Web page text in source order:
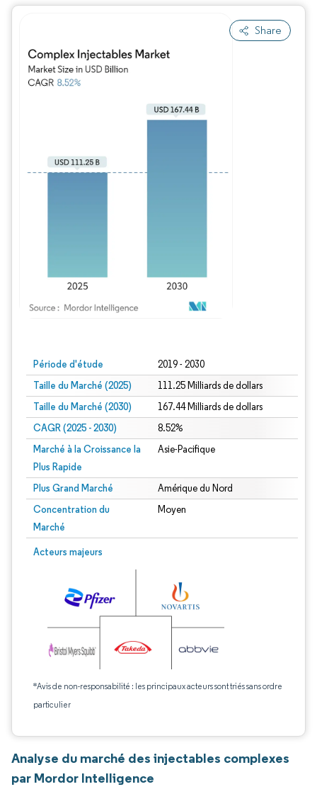
Share
Période d'étude 2019 - 2030
Taille du Marché (2025) 111.25 Milliards de dollars
Taille du Marché (2030) 167.44 Milliards de dollars
CAGR (2025 - 2030) 8.52%
Marché à la Croissance la
Plus Rapide
Asie-Pacifique
Plus Grand Marché Amérique du Nord
Concentration du
Marché
Moyen
Acteurs majeurs
*Avis de non-responsabilité : les principaux acteurs sont triés sans ordre
particulier
Analyse du marché des injectables complexes
par Mordor Intelligence